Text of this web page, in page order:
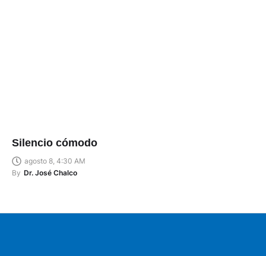
Silencio cómodo
agosto 8, 4:30 AM
By Dr. José Chalco